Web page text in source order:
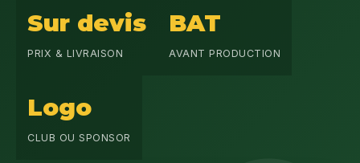
Sur devis
PRIX & LIVRAISON
BAT
AVANT PRODUCTION
Logo
CLUB OU SPONSOR